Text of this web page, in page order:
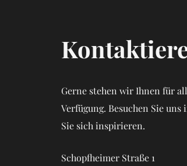
Gerne stehen wir Ihnen für
Verfügung. Besuchen Sie
Sie sich inspirieren.
Schopfheimer Straße 1